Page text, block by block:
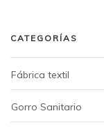
CATEGORÍAS
Fábrica textil
Gorro Sanitario